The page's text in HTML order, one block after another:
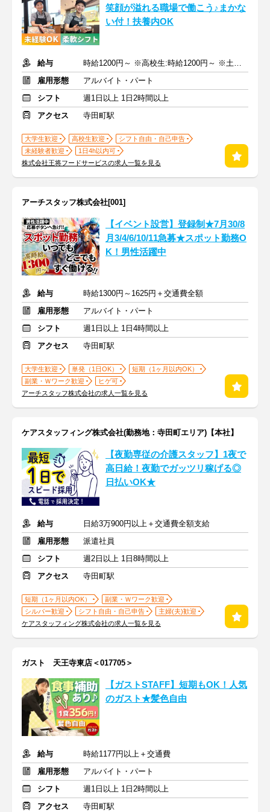
笑顔が溢れる職場で働こう♪まかな
い付！扶養内OK
給与
時給1200円～ ※高校生:時給1200円～ ※土日祝+50円
雇用形態
アルバイト・パート
シフト
週1日以上 1日2時間以上
アクセス
寺田町駅
大学生歓迎 高校生歓迎
シフト自由・自己申告
未経験者歓迎
1日4h以内可
株式会社王将フードサービスの求人一覧を見る
アーチスタッフ株式会社[001]
【イベント設営】登録制★7月30/8
月3/4/6/10/11急募★スポット勤務O
K！男性活躍中
給与
時給1300円～1625円＋交通費全額
雇用形態
アルバイト・パート
シフト
週1日以上 1日4時間以上
アクセス
寺田町駅
大学生歓迎 単発（1日OK）
短期（1ヶ月以内OK）
副業・Ｗワーク歓迎
ヒゲ可
アーチスタッフ株式会社の求人一覧を見る
ケアスタッフィング株式会社(勤務地：寺田町エリア)【本社】
【夜勤専従の介護スタッフ】1夜で
高日給！夜勤でガッツリ稼げる◎
日払いOK★
給与
日給3万900円以上＋交通費全額支給
雇用形態
派遣社員
シフト
週2日以上 1日8時間以上
アクセス
寺田町駅
短期（1ヶ月以内OK）
副業・Ｗワーク歓迎
シルバー歓迎
シフト自由・自己申告
主婦(夫)歓迎
ケアスタッフィング株式会社の求人一覧を見る
ガスト 天王寺東店＜017705＞
【ガストSTAFF】短期もOK！人気
のガスト★髪色自由
給与
時給1177円以上＋交通費
雇用形態
アルバイト・パート
シフト
週1日以上 1日2時間以上
アクセス
寺田町駅